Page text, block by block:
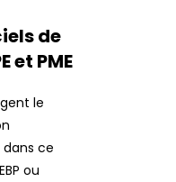
de
et PME
le
ce
ou